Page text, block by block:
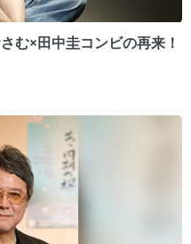
む×田中圭コンビの再来！